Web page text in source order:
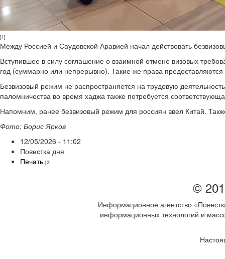
[1]
Между Россией и Саудовской Аравией начал действовать
Вступившее в силу соглашение о взаимной отмене визовых
год (суммарно или непрерывно). Такие же права
Безвизовый режим не распространяется на трудовую
паломничества во время хаджа также потребуется
Напомним, ранее безвизовый режим для россиян ввел Китай.
Фото: Борис Ярков
12/05/2026 - 11:02
Повестка дня
Печать [2]
©
Информационное агентство
информационных технологий и